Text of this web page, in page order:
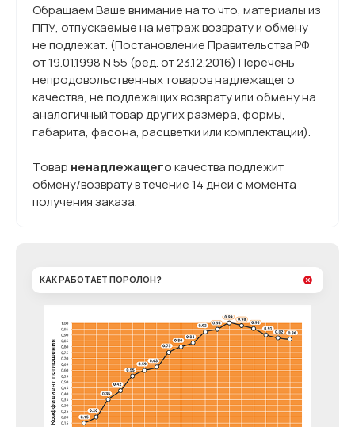
КАК РАБОТАЕТ ПОРОЛОН?
Обращаем Ваше внимание на то что, материалы из
ППУ, отпускаемые на метраж возврату и обмену
не подлежат. (Постановление Правительства РФ
от 19.01.1998 N 55 (ред. от 23.12.2016) Перечень
непродовольственных товаров надлежащего
качества, не подлежащих возврату или обмену на
аналогичный товар других размера, формы,
габарита, фасона, расцветки или комплектации).
Товар ненадлежащегокачества подлежит
обмену/возврату в течение 14 дней с момента
получения заказа.